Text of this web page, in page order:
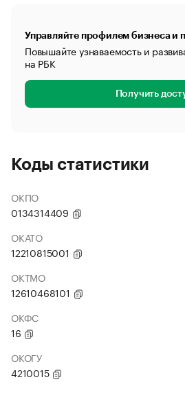
Управляйте профилем бизнеса и
Повышайте узнаваемость и
на РБК
Получить
Коды статистики
ОКПО
0134314409
ОКАТО
12210815001
ОКТМО
12610468101
ОКФС
16
ОКОГУ
4210015